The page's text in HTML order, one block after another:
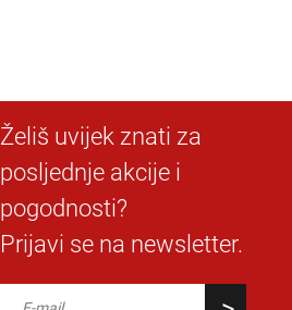
Želiš uvijek znati za
posljednje akcije i
pogodnosti?
Prijavi se na newsletter.